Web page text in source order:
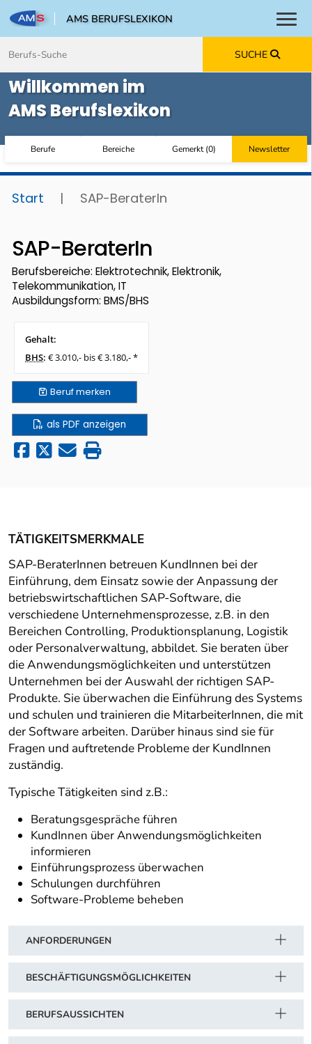
AMS BERUFSLEXIKON
SUCHE
Willkommen im
AMS Berufslexikon
Berufe Bereiche Gemerkt(0) Newsletter
Start | SAP-BeraterIn
SAP-BeraterIn
Berufsbereiche: Elektrotechnik, Elektronik,
Telekommunikation, IT
Ausbildungsform: BMS/BHS
Gehalt:
BHS: € 3.010,- bis € 3.180,- *
Berufmerken
als PDF anzeigen
TÄTIGKEITSMERKMALE
SAP-BeraterInnen betreuen KundInnen bei der
Einführung, dem Einsatz sowie der Anpassung der
betriebswirtschaftlichen SAP-Software, die
verschiedene Unternehmensprozesse, z.B. in den
Bereichen Controlling, Produktionsplanung, Logistik
oder Personalverwaltung, abbildet. Sie beraten über
die Anwendungsmöglichkeiten und unterstützen
Unternehmen bei der Auswahl der richtigen SAP-
Produkte. Sie überwachen die Einführung des Systems
und schulen und trainieren die MitarbeiterInnen, die mit
der Software arbeiten. Darüber hinaus sind sie für
Fragen und auftretende Probleme der KundInnen
zuständig.
Typische Tätigkeiten sind z.B.:
Beratungsgespräche führen
KundInnen über Anwendungsmöglichkeiten
informieren
Einführungsprozess überwachen
Schulungen durchführen
Software-Probleme beheben
ANFORDERUNGEN
BESCHÄFTIGUNGSMÖGLICHKEITEN
BERUFSAUSSICHTEN